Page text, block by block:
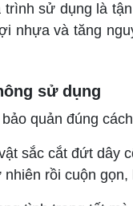
sử dụng là
nhựa và tăng
sử dụng
quản đúng
sắc cắt đứt dây
rồi cuộn